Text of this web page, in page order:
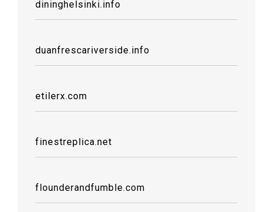
dininghelsinki.info
duanfrescariverside.info
etilerx.com
finestreplica.net
flounderandfumble.com